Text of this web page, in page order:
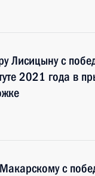
Лисицыну с
2021 года в
с